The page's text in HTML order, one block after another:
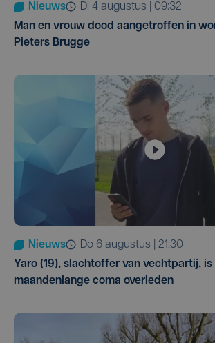
Nieuws
di 4 augustus | 09:32
Man en vrouw dood aangetroffen in
Pieters Brugge
Nieuws
do 6 augustus | 21:30
Yaro (19), slachtoffer van vechtpartij, is
maandenlange coma overleden